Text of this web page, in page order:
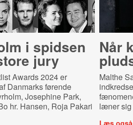
i spidsen
jury
Awards 2024 er
Danmarks førende
Josephine Park,
hr. Hansen, Roja Pakari
Når
Malthe
læner sig
Læs